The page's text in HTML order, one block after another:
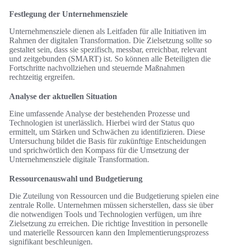
Festlegung der Unternehmensziele
Unternehmensziele dienen als Leitfaden für alle Initiativen im
Rahmen der digitalen Transformation. Die Zielsetzung sollte so
gestaltet sein, dass sie spezifisch, messbar, erreichbar, relevant
und zeitgebunden (SMART) ist. So können alle Beteiligten die
Fortschritte nachvollziehen und steuernde Maßnahmen
rechtzeitig ergreifen.
Analyse der aktuellen Situation
Eine umfassende Analyse der bestehenden Prozesse und
Technologien ist unerlässlich. Hierbei wird der Status quo
ermittelt, um Stärken und Schwächen zu identifizieren. Diese
Untersuchung bildet die Basis für zukünftige Entscheidungen
und sprichwörtlich den Kompass für die Umsetzung der
Unternehmensziele digitale Transformation.
Ressourcenauswahl und Budgetierung
Die Zuteilung von Ressourcen und die Budgetierung spielen eine
zentrale Rolle. Unternehmen müssen sicherstellen, dass sie über
die notwendigen Tools und Technologien verfügen, um ihre
Zielsetzung zu erreichen. Die richtige Investition in personelle
und materielle Ressourcen kann den Implementierungsprozess
signifikant beschleunigen.